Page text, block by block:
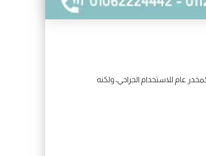
عام للاستخدام الجراحي، ولكنه